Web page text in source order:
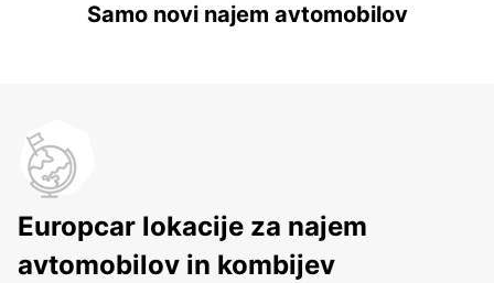
Samo novi najem avtomobilov
Europcar lokacije za najem
avtomobilov in kombijev